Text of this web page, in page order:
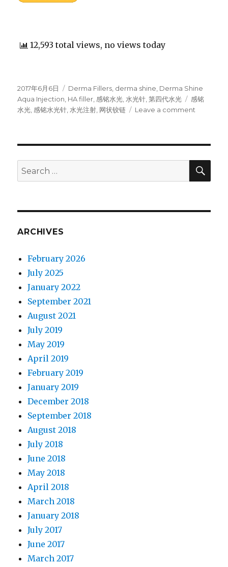
12,593 total views, no views today
Posted
on
2017年6月6日 Categories
Derma Fillers derma shine Derma Shine
Aqua Injection HA filler 感铭水光 水光针 ,第四代水光 Tags
感铭
水光 感铭水光针 水光注射 网状铰链 Leave a comment
感
Search
for:
ARCHIVES
February 2026
July 2025
January 2022
September 2021
August 2021
July 2019
May 2019
April 2019
February 2019
January 2019
December 2018
September 2018
August 2018
July 2018
June 2018
May 2018
April 2018
March 2018
January 2018
July 2017
June 2017
March 2017